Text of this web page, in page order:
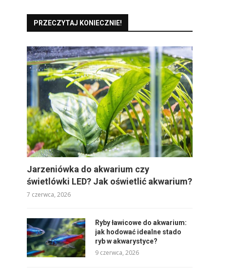
PRZECZYTAJ KONIECZNIE!
Jarzeniówka do akwarium czy
świetlówki LED? Jak oświetlić akwarium?
7 czerwca, 2026
Ryby ławicowe do akwarium:
jak hodować idealne stado
ryb w akwarystyce?
9 czerwca, 2026